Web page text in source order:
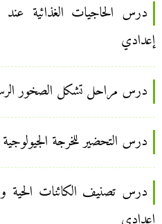
درس الحاجيات الغذائية عند
إعدادي
درس مراحل تشكل الصخور
درس التحضير للخرجة
درس تصنيف الكائنات الحية